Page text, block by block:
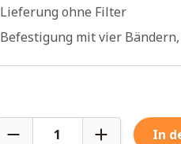
Lieferung ohne Filter
Befestigung mit vier
In